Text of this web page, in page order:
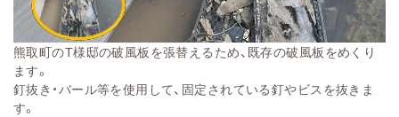
熊取町のT様邸の破風板を張替えるため、既存の破風板をめくり
ます。
釘抜き・バール等を使用して、固定されている釘やビスを抜きま
す。